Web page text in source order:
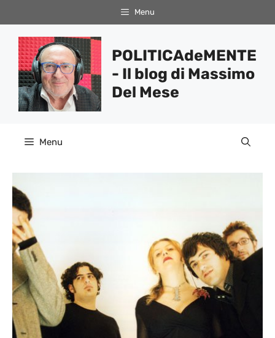
al
contenuto
Menu
POLITICAdeMENTE
- Il blog di Massimo
Del Mese
Menu